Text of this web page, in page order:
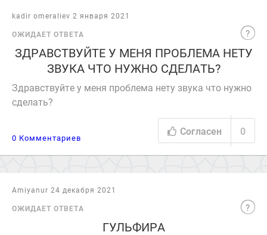
kadir omeraliev 2 января 2021
ОЖИДАЕТ ОТВЕТА
ЗДРАВСТВУЙТЕ У МЕНЯ ПРОБЛЕМА НЕТУ
ЗВУКА ЧТО НУЖНО СДЕЛАТЬ?
Здравствуйте у меня проблема нету звука что нужно
сделать?
0 Комментариев
Согласен 0
Amiyanur 24 декабря 2021
ОЖИДАЕТ ОТВЕТА
ГУЛЬФИРА